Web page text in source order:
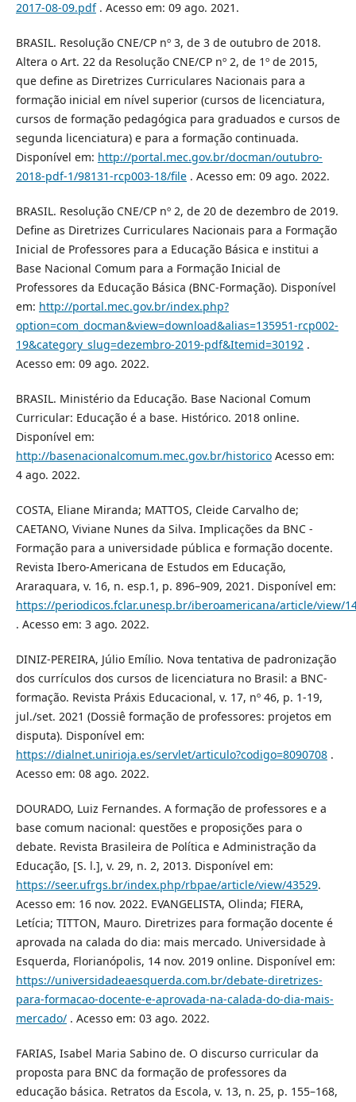
2017-08-09.pdf. Acesso em: 09 ago. 2021.
BRASIL. Resolução CNE/CP nº 3, de 3 de outubro de 2018.
Altera o Art. 22 da Resolução CNE/CP nº 2, de 1º de 2015,
que define as Diretrizes Curriculares Nacionais para a
formação inicial em nível superior (cursos de licenciatura,
cursos de formação pedagógica para graduados e cursos de
segunda licenciatura) e para a formação continuada.
Disponível em: http://portal.mec.gov.br/docman/outubro-
2018-pdf-1/98131-rcp003-18/file. Acesso em: 09 ago. 2022.
BRASIL. Resolução CNE/CP nº 2, de 20 de dezembro de 2019.
Define as Diretrizes Curriculares Nacionais para a Formação
Inicial de Professores para a Educação Básica e institui a
Base Nacional Comum para a Formação Inicial de
Professores da Educação Básica (BNC-Formação). Disponível
em: http://portal.mec.gov.br/index.php?
option=com_docman&view=download&alias=135951-rcp002-
19&category_slug=dezembro-2019-pdf&Itemid=30192.
Acesso em: 09 ago. 2022.
BRASIL. Ministério da Educação. Base Nacional Comum
Curricular: Educação é a base. Histórico. 2018 online.
Disponível em:
http://basenacionalcomum.mec.gov.br/historicoAcesso em:
4 ago. 2022.
COSTA, Eliane Miranda; MATTOS, Cleide Carvalho de;
CAETANO, Viviane Nunes da Silva. Implicações da BNC -
Formação para a universidade pública e formação docente.
Revista Ibero-Americana de Estudos em Educação,
Araraquara, v. 16, n. esp.1, p. 896–909, 2021. Disponível em:
https://periodicos.fclar.unesp.br/iberoamericana/article/view/
. Acesso em: 3 ago. 2022.
DINIZ-PEREIRA, Júlio Emílio. Nova tentativa de padronização
dos currículos dos cursos de licenciatura no Brasil: a BNC-
formação. Revista Práxis Educacional, v. 17, nº 46, p. 1-19,
jul./set. 2021 (Dossiê formação de professores: projetos em
disputa). Disponível em:
https://dialnet.unirioja.es/servlet/articulo?codigo=8090708.
Acesso em: 08 ago. 2022.
DOURADO, Luiz Fernandes. A formação de professores e a
base comum nacional: questões e proposições para o
debate. Revista Brasileira de Política e Administração da
Educação, [S. l.], v. 29, n. 2, 2013. Disponível em:
https://seer.ufrgs.br/index.php/rbpae/article/view/43529.
Acesso em: 16 nov. 2022. EVANGELISTA, Olinda; FIERA,
Letícia; TITTON, Mauro. Diretrizes para formação docente é
aprovada na calada do dia: mais mercado. Universidade à
Esquerda, Florianópolis, 14 nov. 2019 online. Disponível em:
https://universidadeaesquerda.com.br/debate-diretrizes-
para-formacao-docente-e-aprovada-na-calada-do-dia-mais-
mercado/. Acesso em: 03 ago. 2022.
FARIAS, Isabel Maria Sabino de. O discurso curricular da
proposta para BNC da formação de professores da
educação básica. Retratos da Escola, v. 13, n. 25, p. 155–168,